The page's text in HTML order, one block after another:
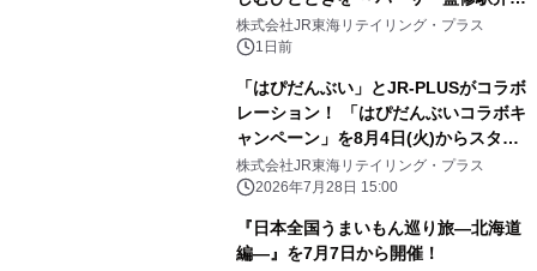
先行試食も実施～
株式会社JR東海リテイリング・プラス
1日前
「はぴだんぶい」とJR-PLUSがコラボ
レーション！ 「はぴだんぶいコラボキ
ャンペーン」を8月4日(火)からスター
ト！
株式会社JR東海リテイリング・プラス
2026年7月28日 15:00
『日本全国うまいもん巡り旅―北海道
編―』を7月7日から開催！